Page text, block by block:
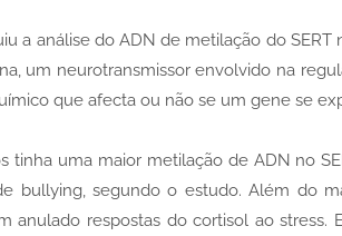
a análise do ADN de metilação do
um neurotransmissor envolvido na
que afecta ou não se um gene se
tinha uma maior metilação de ADN no
bullying, segundo o estudo. Além do
anulado respostas do cortisol ao stress.